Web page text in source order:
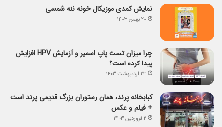
نمایش کمدی موزیکال خونه ننه شمسی
۲۰ بهمن ۱۴۰۳
چرا میزان تست پاپ اسمیر و آزمایش HPV افزایش
پیدا کرده است؟
۲۳ اردیبهشت ۱۴۰۳
کبابخانه پرند، همان رستوران بزرگ قدیمی پرند است
+ فیلم و عکس
۲ فروردین ۱۴۰۳